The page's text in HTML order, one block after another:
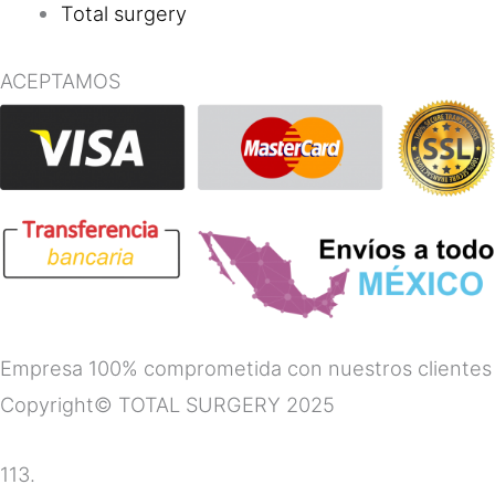
Total surgery
ACEPTAMOS
Empresa 100% comprometida con nuestros clientes
Copyright© TOTAL SURGERY 2025
113.